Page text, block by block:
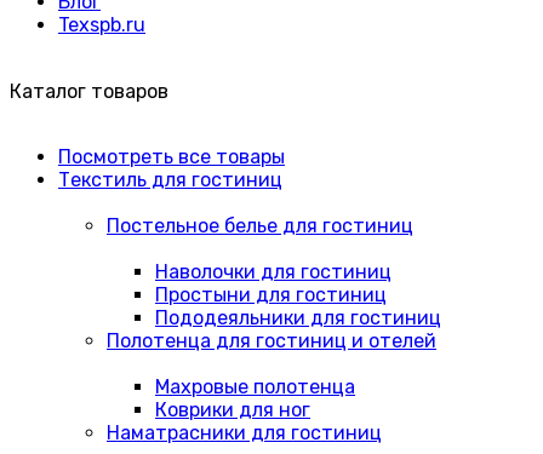
Texspb.ru
Каталог товаров
Посмотреть все товары
Текстиль для гостиниц
Постельное белье для гостиниц
Наволочки для гостиниц
Простыни для гостиниц
Пододеяльники для гостиниц
Полотенца для гостиниц и отелей
Махровые полотенца
Коврики для ног
Наматрасники для гостиниц